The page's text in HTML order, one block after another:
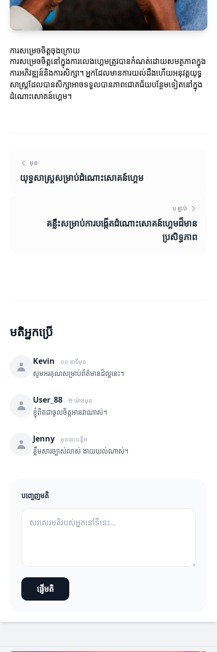
ការសម្រេចចិត្តចុងក្រោយ
ការសម្រេចចិត្តនៅក្នុងការលេងហ្គេមត្រូវបានកំណត់ដោយសមត្ថភាពក្នុង
ការអភិវឌ្ឍន៍និងការសិក្សា។ អ្នកដែលមានការយល់ដឹងហើយអនុវត្តយុទ្ធ
សាស្ត្រដែលបានសិក្សាអាចទទួលបានភាពជោគជ័យបន្ថែមទៀតនៅក្នុង
ដំណោះសោគន៍ហ្គេម។
មុន
យុទ្ធសាស្ត្រសម្រាប់ដំណោះសោគន៍ហ្គេម
បន្ទាប់
គន្លឹះសម្រាប់ការបង្កើតដំណោះសោគន៍ហ្គេមដ៏មាន
ប្រសិទ្ធភាព
មតិអ្នកប្រើ
Kevin ១០ នាទីមុន
សូមអរគុណសម្រាប់ព័ត៌មានដ៏ល្អនេះ។
User_88 ២ ម៉ោងមុន
ខ្ញុំពិតជាចូលចិត្តអានវាណាស់។
Jenny មុននេះបន្តិច
ខ្លឹមសារច្បាស់លាស់ ងាយយល់ណាស់។
បញ្ចេញមតិ
ផ្ញើមតិ